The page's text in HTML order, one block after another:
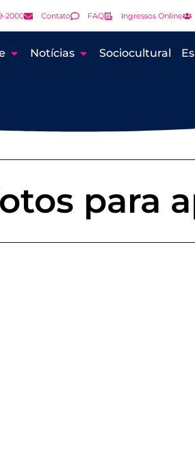
2000 Contato FAQ Ingressos Online
Notícias Sociocultural
para